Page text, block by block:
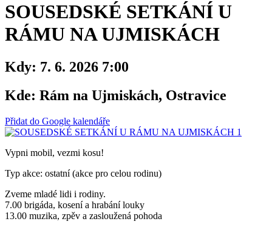
SOUSEDSKÉ SETKÁNÍ U
RÁMU NA UJMISKÁCH
Kdy: 7. 6. 2026 7:00
Kde: Rám na Ujmiskách, Ostravice
Přidat do Google kalendáře
Vypni mobil, vezmi kosu!
Typ akce: ostatní (akce pro celou rodinu)
Zveme mladé lidi i rodiny.
7.00 brigáda, kosení a hrabání louky
13.00 muzika, zpěv a zasloužená pohoda